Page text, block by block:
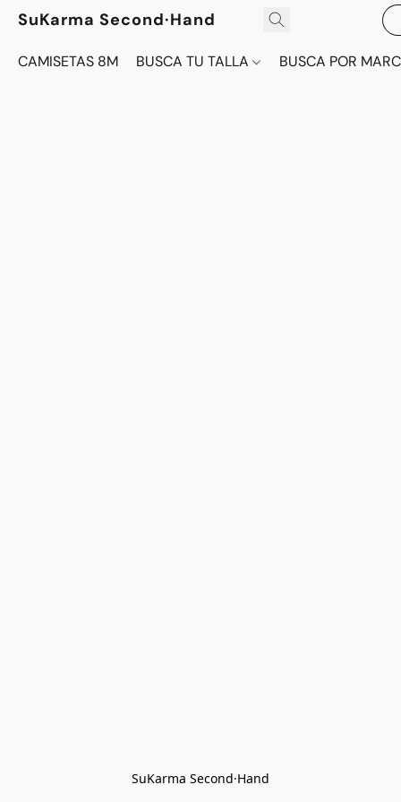
SuKarma Second·Hand
CAMISETAS 8M BUSCA TU TALLA BUSCA POR
SuKarma Second·Hand